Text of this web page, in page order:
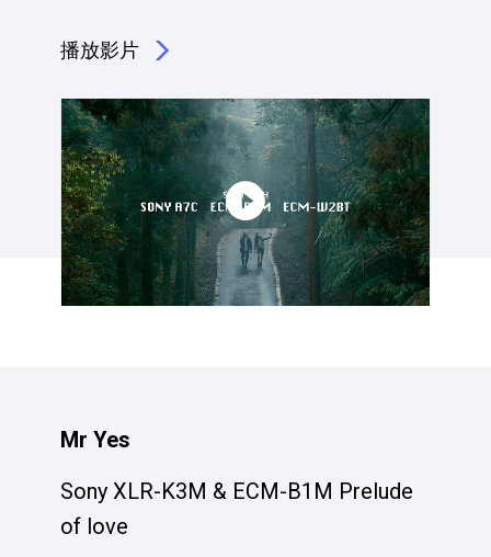
播放影片
點擊播放：Paul野外攝影師
Mr Yes
Sony XLR-K3M & ECM-B1M Prelude
of love